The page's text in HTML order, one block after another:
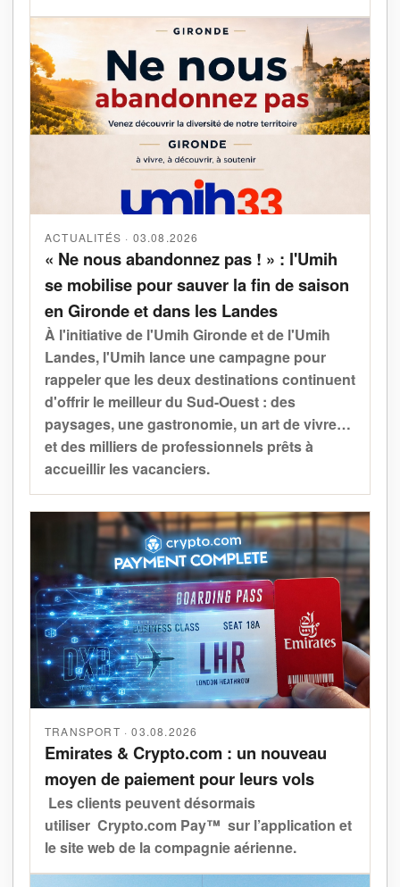
ACTUALITÉS · 03.08.2026
« Ne nous abandonnez pas ! » : l'Umih
se mobilise pour sauver la fin de saison
en Gironde et dans les Landes
À l'initiative de l'Umih Gironde et de l'Umih
Landes, l'Umih lance une campagne pour
rappeler que les deux destinations continuent
d'offrir le meilleur du Sud-Ouest : des
paysages, une gastronomie, un art de vivre…
et des milliers de professionnels prêts à
accueillir les vacanciers.
TRANSPORT · 03.08.2026
Emirates & Crypto.com : un nouveau
moyen de paiement pour leurs vols
Les clients peuvent désormais
utiliser Crypto.com Pay™ sur l’application et
le site web de la compagnie aérienne.